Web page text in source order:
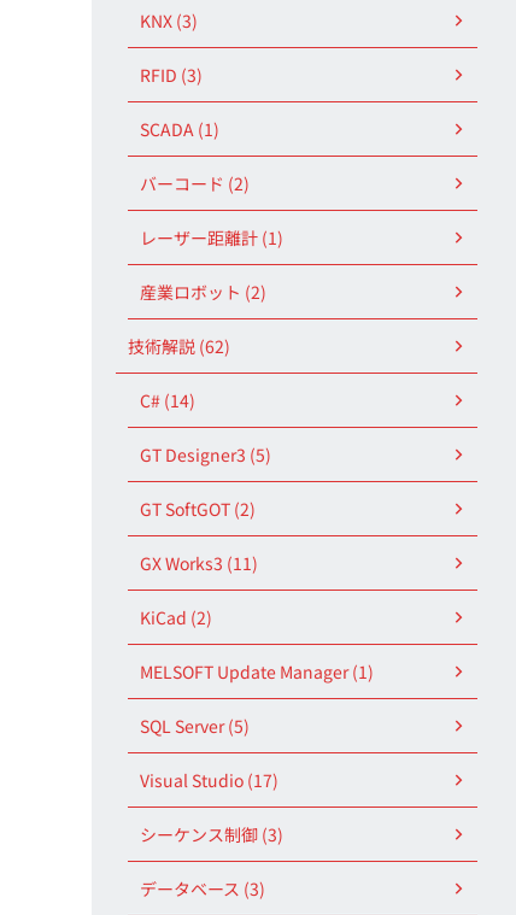
KNX (3)
RFID (3)
SCADA (1)
バーコード (2)
レーザー距離計 (1)
産業ロボット (2)
技術解説 (62)
C# (14)
GT Designer3 (5)
GT SoftGOT (2)
GX Works3 (11)
KiCad (2)
MELSOFT Update Manager (1)
SQL Server (5)
Visual Studio (17)
シーケンス制御 (3)
データベース (3)